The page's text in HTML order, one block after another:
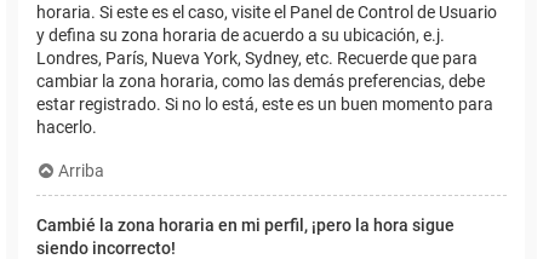
horaria. Si este es el caso, visite el Panel de Control de Usuario
y defina su zona horaria de acuerdo a su ubicación, e.j.
Londres, París, Nueva York, Sydney, etc. Recuerde que para
cambiar la zona horaria, como las demás preferencias, debe
estar registrado. Si no lo está, este es un buen momento para
hacerlo.
Arriba
Cambié la zona horaria en mi perfil, ¡pero la hora sigue
siendo incorrecto!